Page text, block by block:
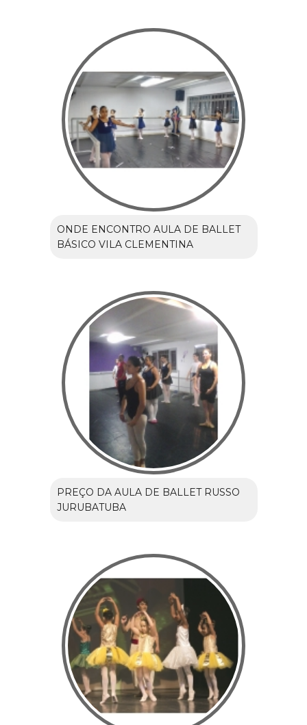
ONDE ENCONTRO AULA DE BALLET
BÁSICO VILA CLEMENTINA
PREÇO DA AULA DE BALLET RUSSO
JURUBATUBA